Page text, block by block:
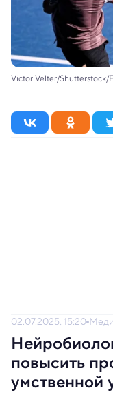
Victor Velter/Shutterstock/
02.07.2025, 15:20
повысить
умственной